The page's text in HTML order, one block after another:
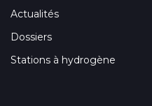
Actualités
Dossiers
Stations à hydrogène